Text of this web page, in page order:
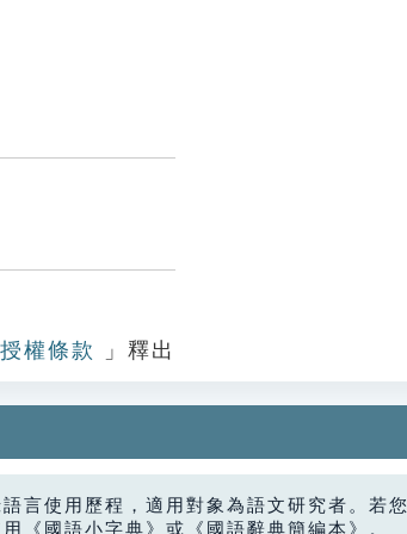
權條款 」釋出
言使用歷程，適用對象為語文研究者。若
《國語小字典》或《國語辭典簡編本》。